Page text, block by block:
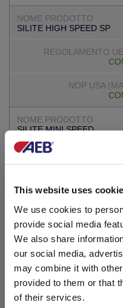
This website uses
We use cookies to
provide social media
We also share
our social media,
may combine it with
provided to them or that
of their services.
SILITE HIGH SPEED SP
SILITE MINI SPEED
SILITE NORMAL SPEED